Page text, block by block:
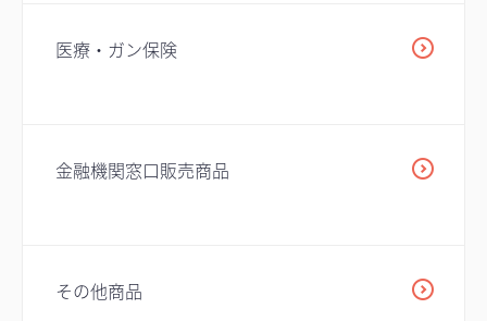
医療・ガン保険
金融機関窓口販売商品
その他商品